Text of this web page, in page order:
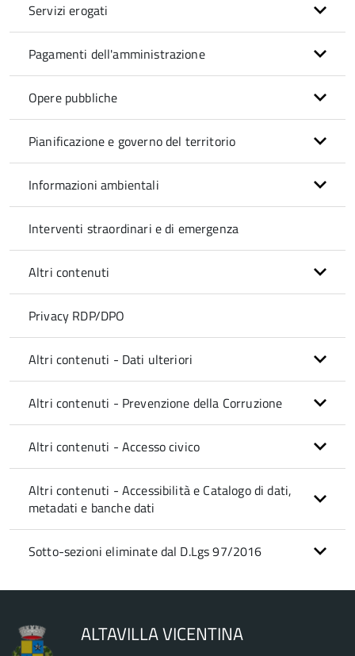
Servizi erogati
Pagamenti dell'amministrazione
Opere pubbliche
Pianificazione e governo del territorio
Informazioni ambientali
Interventi straordinari e di emergenza
Altri contenuti
Privacy RDP/DPO
Altri contenuti - Dati ulteriori
Altri contenuti - Prevenzione della Corruzione
Altri contenuti - Accesso civico
Altri contenuti - Accessibilità e Catalogo di dati,
metadati e banche dati
Sotto-sezioni eliminate dal D.Lgs 97/2016
ALTAVILLA VICENTINA